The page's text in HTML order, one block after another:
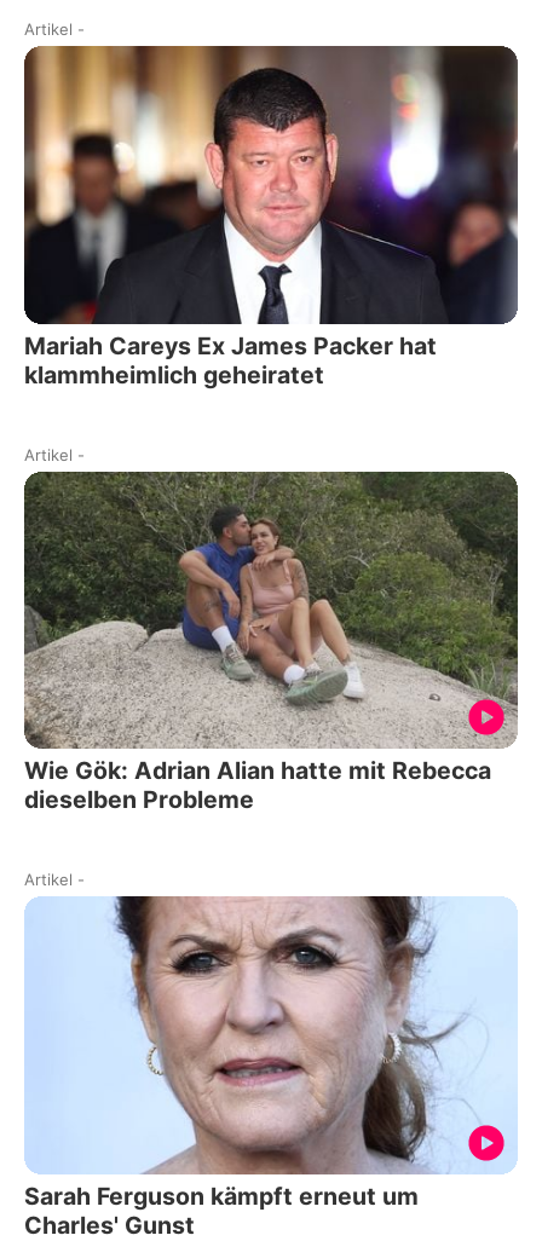
Artikel -
Mariah Careys Ex James Packer hat
klammheimlich geheiratet
Artikel -
Wie Gök: Adrian Alian hatte mit Rebecca
dieselben Probleme
Artikel -
Sarah Ferguson kämpft erneut um
Charles' Gunst